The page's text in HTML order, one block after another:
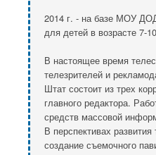
2014 г. - на базе МОУ ДОД
для детей в возрасте 7-
В настоящее время
телезрителей и
Штат состоит из трех
главного редактора.
средств массовой
В перспективах
создание съемочного